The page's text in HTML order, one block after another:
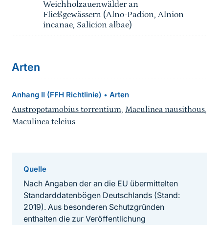
Weichholzauenwälder an
Fließgewässern (Alno-Padion, Alnion
incanae, Salicion albae)
Arten
Anhang II (FFH Richtlinie) • Arten
Austropotamobius torrentium, Maculinea nausithous,
Maculinea teleius
Quelle
Nach Angaben der an die EU übermittelten
Standarddatenbögen Deutschlands (Stand:
2019). Aus besonderen Schutzgründen
enthalten die zur Veröffentlichung